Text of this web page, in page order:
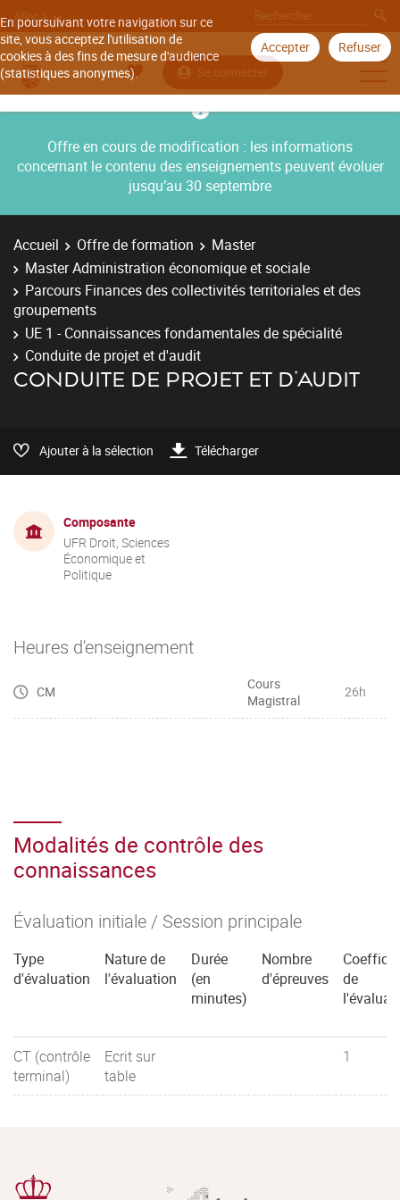
En poursuivant votre navigation sur ce
site, vous acceptez l'utilisation de
cookies à des fins de mesure d'audience
(statistiques anonymes).
Accepter Refuser
Aller à
Se connecter
Offre en cours de modification : les informations
concernant le contenu des enseignements peuvent évoluer
jusqu’au 30 septembre
Accueil Offre de formation
Master
Master Administration économique et sociale
Parcours Finances des collectivités territoriales et des
groupements
UE 1 - Connaissances fondamentales de spécialité
Conduite de projet et d'audit
CONDUITE DE PROJET ET D'AUDIT
Ajouter à la sélection Télécharger
Composante
UFR Droit, Sciences
Économique et
Politique
Heures d'enseignement
CM
Cours
Magistral
26h
Modalités de contrôle des
connaissances
Évaluation initiale / Session principale
Type
d'évaluation
Nature de
l'évaluation
Durée
(en
minutes)
Nombre
d'épreuves
de
CT (contrôle
terminal)
Ecrit sur
table
1